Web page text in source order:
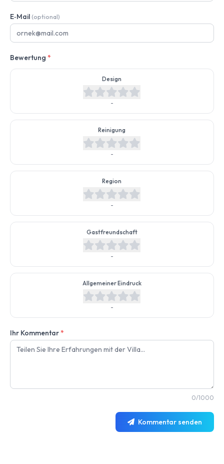
E‑Mail (optional)
Bewertung *
Design
-
Reinigung
-
Region
-
Gastfreundschaft
-
Allgemeiner Eindruck
-
Ihr Kommentar*
0/1000
Kommentar senden